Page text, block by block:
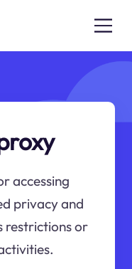
accessing
privacy and
restrictions or